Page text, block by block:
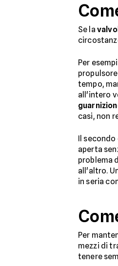
Se la
Per
tempo,
all'intero
casi, non
Il
aperta
problema
all'altro.
in seria
Per
mezzi di
tenere